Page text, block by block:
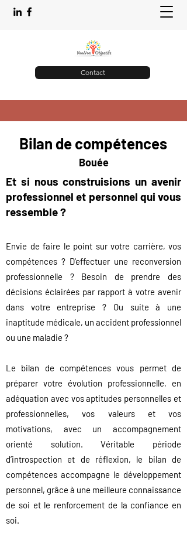
Contact
Bilan de compétences
Bouée
Et si nous construisions un avenir
professionnel et personnel qui vous
ressemble ?
Envie de faire le point sur votre carrière, vos
compétences ? D'effectuer une reconversion
professionnelle ? Besoin de prendre des
décisions éclairées par rapport à votre avenir
dans votre entreprise ? Ou suite à une
inaptitude médicale, un accident professionnel
ou une maladie ?
Le bilan de compétences vous permet de
préparer votre évolution professionnelle, en
adéquation avec vos aptitudes personnelles et
professionnelles, vos valeurs et vos
motivations, avec un accompagnement
orienté solution.Véritable période
d’introspection et de réflexion, le bilan de
compétences accompagne le développement
personnel, grâce à une meilleure connaissance
de soi et le renforcement de la confiance en
soi.